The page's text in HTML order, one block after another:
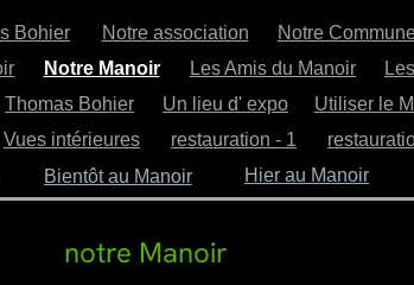
Bohier Notre association
Notre
Notre Manoir Les Amis du Manoir
Thomas Bohier Un lieu d' expo
Utiliser le
Vues intérieures restauration - 1
Hier au Manoir
Bientôt au Manoir
notre Manoir